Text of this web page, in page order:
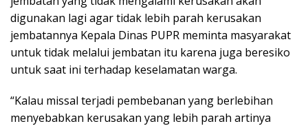
digunakan lagi agar tidak lebih parah kerusakan
jembatannya Kepala Dinas PUPR meminta masyarakat
untuk tidak melalui jembatan itu karena juga beresiko
untuk saat ini terhadap keselamatan warga.
“Kalau missal terjadi pembebanan yang berlebihan
menyebabkan kerusakan yang lebih parah artinya